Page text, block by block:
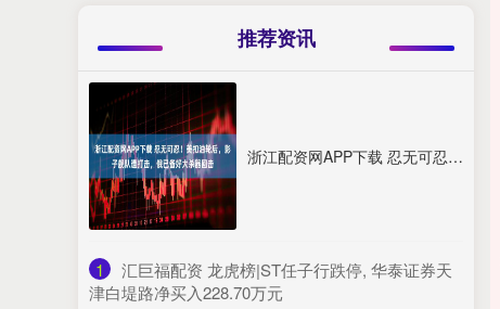
推荐资讯
浙江配资网APP下载 忍无可忍！美扣油轮后，影子舰队遭打击，俄已备好大杀器回击
1
​汇巨福配资 龙虎榜|ST任子行跌停, 华泰证券天
津白堤路净买入228.70万元